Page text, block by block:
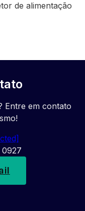
de alimentação
Entre em contato